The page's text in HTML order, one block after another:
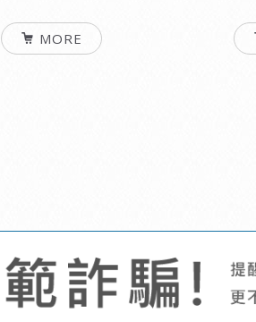
MORE